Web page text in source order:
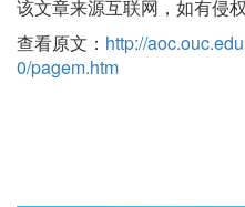
该文章来源互联网，如有侵
查看原文： http://
0/pagem.htm